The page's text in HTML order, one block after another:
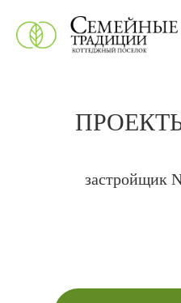
застройщик